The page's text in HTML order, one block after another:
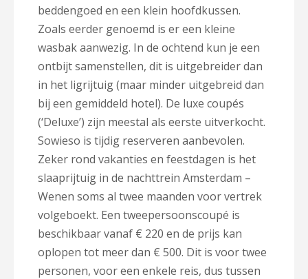
beddengoed en een klein hoofdkussen.
Zoals eerder genoemd is er een kleine
wasbak aanwezig. In de ochtend kun je een
ontbijt samenstellen, dit is uitgebreider dan
in het ligrijtuig (maar minder uitgebreid dan
bij een gemiddeld hotel). De luxe coupés
(‘Deluxe’) zijn meestal als eerste uitverkocht.
Sowieso is tijdig reserveren aanbevolen.
Zeker rond vakanties en feestdagen is het
slaaprijtuig in de nachttrein Amsterdam –
Wenen soms al twee maanden voor vertrek
volgeboekt. Een tweepersoonscoupé is
beschikbaar vanaf € 220 en de prijs kan
oplopen tot meer dan € 500. Dit is voor twee
personen, voor een enkele reis, dus tussen